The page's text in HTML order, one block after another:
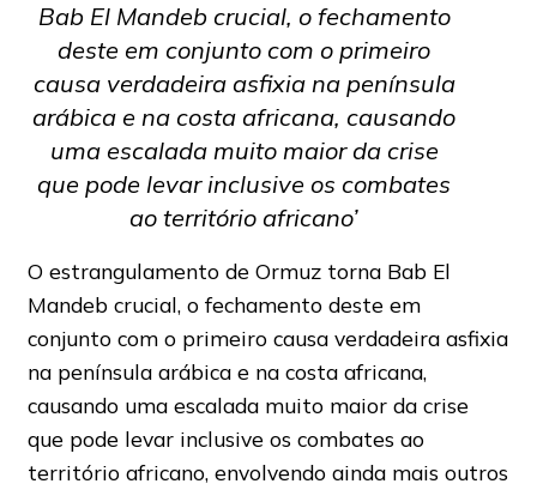
Bab El Mandeb crucial, o fechamento
deste em conjunto com o primeiro
causa verdadeira asfixia na península
arábica e na costa africana, causando
uma escalada muito maior da crise
que pode levar inclusive os combates
ao território africano’
O estrangulamento de Ormuz torna Bab El
Mandeb crucial, o fechamento deste em
conjunto com o primeiro causa verdadeira asfixia
na península arábica e na costa africana,
causando uma escalada muito maior da crise
que pode levar inclusive os combates ao
território africano, envolvendo ainda mais outros